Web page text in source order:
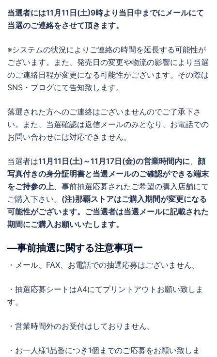
当選者には11月11日(土)9時より当日中までに メールにて
当選のご連絡をさせて頂きます。
※システムの状況によりご連絡の時間を延長する可能性が
ございます。また、発売日の変更や物流の影響により当選
のご連絡日程が変更になる可能性がございます。その際は
SNS・ブログにて告知致します。
落選された方へのご連絡はございませんのでご了承下さ
い。また、当選確認は返信メールのみとなり、お電話での
お問い合わせには対応できません。
当選者は11月11日(土)～11月17日(金)の営業時間内に
顔
写真付きの身分証明書と当選メールのご確認ができる端末
をご持参の上 、事前抽選応募されたご希望の購入店舗にて
ご購入下さい。 (注)那覇ストアはご購入期間が変更になる
可能性がございます。ご当選者は当選メールに記載された
期間にご購入お願いいたします。
―事前抽選に関する注意事項ー
・メール、FAX、お電話での抽選応募はございません。
・抽選応募シートはA4にてプリントアウトお願い致しま
す。
・営業時間外のお受付はしておりません。
・お一人様1品番につき1個までのご応募をお願い致しま